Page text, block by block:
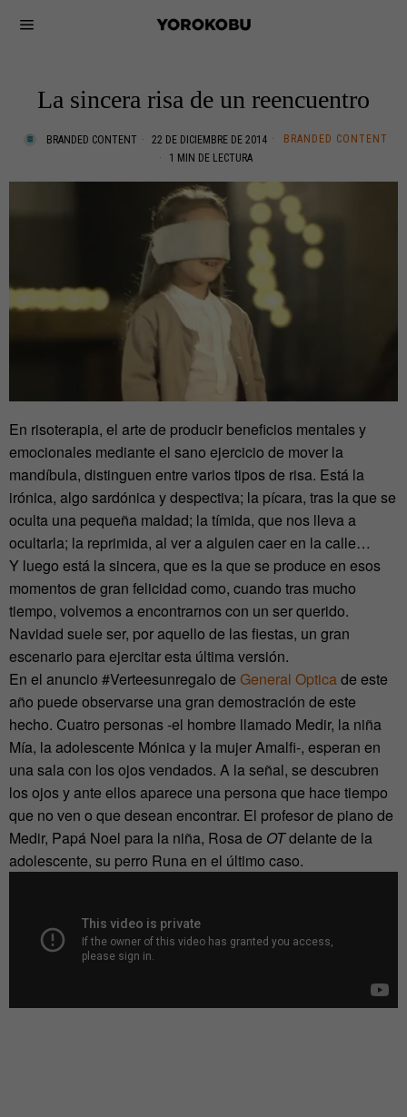
La sincera risa de un reencuentro
BRANDED CONTENT 22 DE DICIEMBRE DE 2014
BRANDED CONTENT
1 MIN DE LECTURA
En risoterapia, el arte de producir beneficios mentales y
emocionales mediante el sano ejercicio de mover la
mandíbula, distinguen entre varios tipos de risa. Está la
irónica, algo sardónica y despectiva; la pícara, tras la que se
oculta una pequeña maldad; la tímida, que nos lleva a
ocultarla; la reprimida, al ver a alguien caer en la calle…
Y luego está la sincera, que es la que se produce en esos
momentos de gran felicidad como, cuando tras mucho
tiempo, volvemos a encontrarnos con un ser querido.
Navidad suele ser, por aquello de las fiestas, un gran
escenario para ejercitar esta última versión.
En el anuncio #Verteesunregalo de General Opticade este
año puede observarse una gran demostración de este
hecho. Cuatro personas -el hombre llamado Medir, la niña
Mía, la adolescente Mónica y la mujer Amalfi-, esperan en
una sala con los ojos vendados. A la señal, se descubren
los ojos y ante ellos aparece una persona que hace tiempo
que no ven o que desean encontrar. El profesor de piano de
Medir, Papá Noel para la niña, Rosa de OTdelante de la
adolescente, su perro Runa en el último caso.